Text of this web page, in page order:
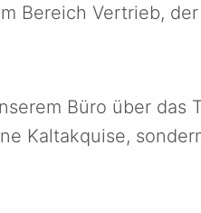
Bereich Vertrieb,
Büro über
Kaltakquise,